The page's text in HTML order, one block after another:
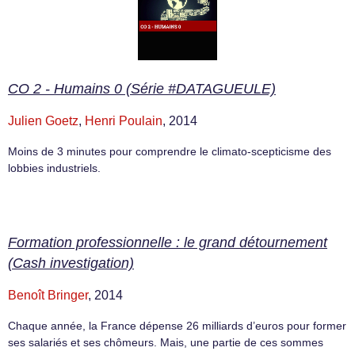
CO 2 - Humains 0 (Série #DATAGUEULE)
Julien Goetz, Henri Poulain, 2014
Moins de 3 minutes pour comprendre le climato-scepticisme des
lobbies industriels.
Formation professionnelle : le grand détournement
(Cash investigation)
Benoît Bringer, 2014
Chaque année, la France dépense 26 milliards d’euros pour former
ses salariés et ses chômeurs. Mais, une partie de ces sommes